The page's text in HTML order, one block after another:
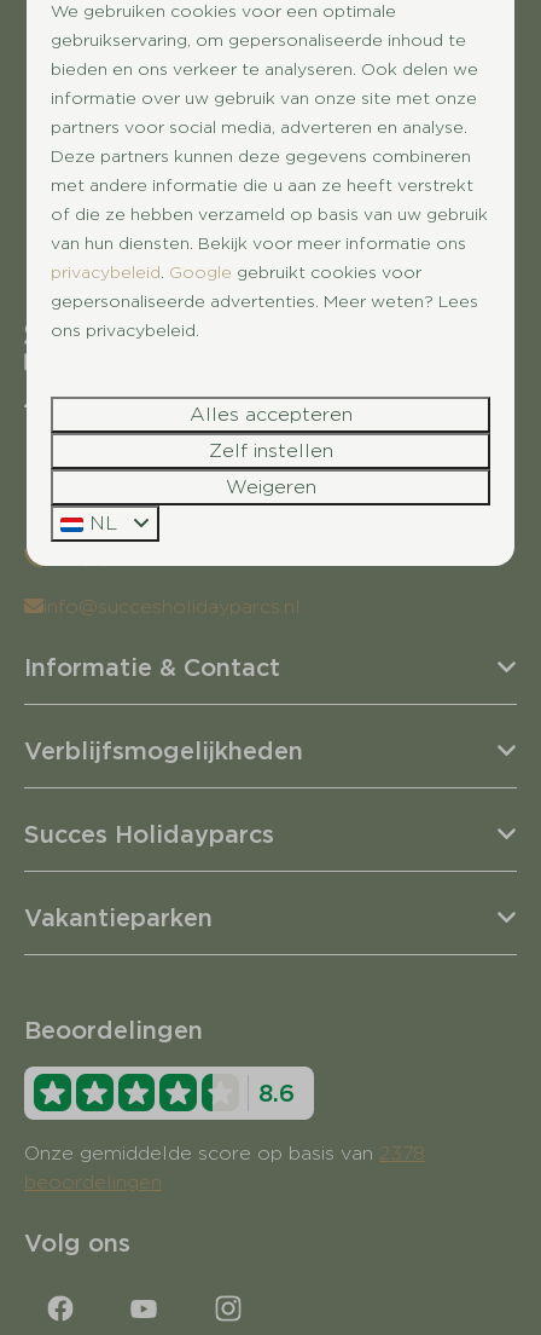
Leersumsestraatweg 23
3941 MN Doorn
Utrecht
info@succesholidayparcs.nl
Informatie & Contact
Verblijfsmogelijkheden
Succes Holidayparcs
Vakantieparken
Beoordelingen
8.6
Onze gemiddelde score op basis van 2378
beoordelingen
Volg ons
We gebruiken cookies voor een optimale
gebruikservaring, om gepersonaliseerde inhoud te
bieden en ons verkeer te analyseren. Ook delen we
informatie over uw gebruik van onze site met onze
partners voor social media, adverteren en analyse.
Deze partners kunnen deze gegevens combineren
met andere informatie die u aan ze heeft verstrekt
of die ze hebben verzameld op basis van uw gebruik
van hun diensten. Bekijk voor meer informatie ons
privacybeleid Google gebruikt cookies voor
gepersonaliseerde advertenties. Meer weten? Lees
ons privacybeleid.
Alles accepteren
Zelf instellen
Weigeren
NL